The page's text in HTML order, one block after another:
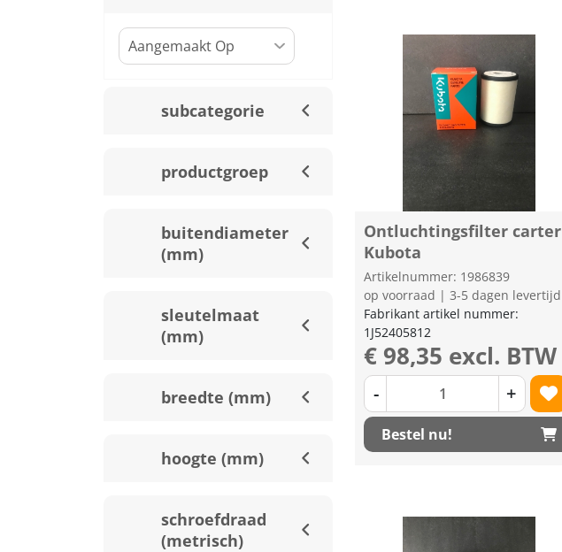
subcategorie
productgroep
buitendiameter
(mm)
sleutelmaat
(mm)
breedte (mm)
hoogte (mm)
schroefdraad
(metrisch)
Ontluchtingsfilter carter
Kubota
Artikelnummer: 1986839
op voorraad | 3-5 dagen levertijd
Fabrikant artikel nummer:
1J52405812
€ 98,35 excl. BTW
- +
Bestel nu!